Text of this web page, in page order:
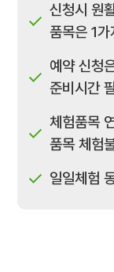
신청시 원
품목은 1
예약 신청
준비시간
체험품목
품목 체험
일일체험